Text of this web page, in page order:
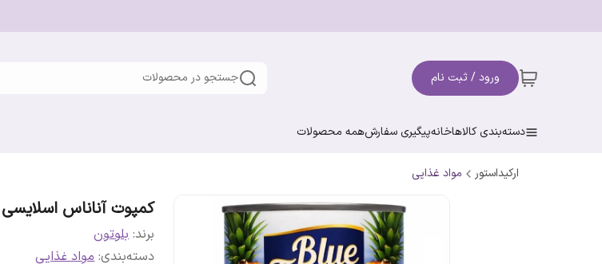
ورود / ثبت نام جستجو در محصولات
دسته‌بندی کالاهاخانهپیگیری سفارشهمه محصولات
ارکیداستور مواد غذایی
کمپوت آناناس اسلایسی
برند: بلوتون
دسته‌بندی:مواد غذایی